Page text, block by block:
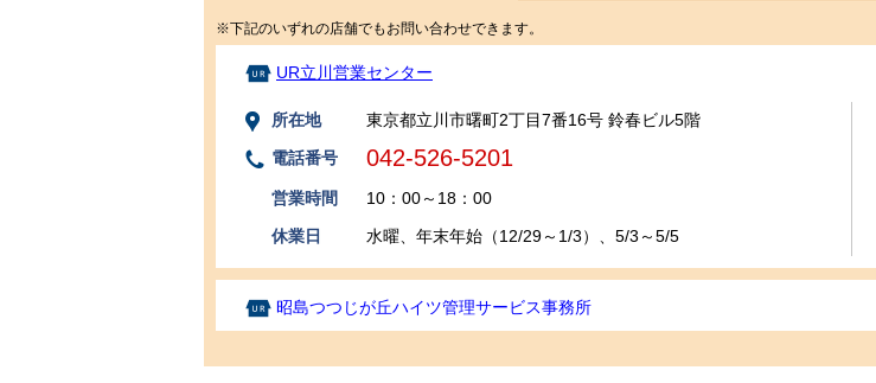
※下記のいずれの店舗でもお問い合わせできます。
UR立川営業センター
所在地
東京都立川市曙町2丁目7番16号 鈴春ビル5階
電話番号
042-526-5201
営業時間
10：00～18：00
休業日
水曜、年末年始（12/29～1/3）、5/3～5/5
昭島つつじが丘ハイツ管理サービス事務所